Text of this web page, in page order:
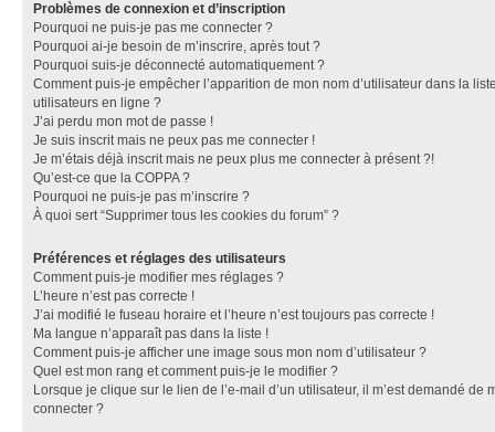
Problèmes de connexion et d’inscription
Pourquoi ne puis-je pas me connecter ?
Pourquoi ai-je besoin de m’inscrire, après tout ?
Pourquoi suis-je déconnecté automatiquement ?
Comment puis-je empêcher l’apparition de mon nom d’utilisateur dans la
utilisateurs en ligne ?
J’ai perdu mon mot de passe !
Je suis inscrit mais ne peux pas me connecter !
Je m’étais déjà inscrit mais ne peux plus me connecter à présent ?!
Qu’est-ce que la COPPA ?
Pourquoi ne puis-je pas m’inscrire ?
À quoi sert “Supprimer tous les cookies du forum” ?
Préférences et réglages des utilisateurs
Comment puis-je modifier mes réglages ?
L’heure n’est pas correcte !
J’ai modifié le fuseau horaire et l’heure n’est toujours pas correcte !
Ma langue n’apparaît pas dans la liste !
Comment puis-je afficher une image sous mon nom d’utilisateur ?
Quel est mon rang et comment puis-je le modifier ?
Lorsque je clique sur le lien de l’e-mail d’un utilisateur, il m’est demandé de
connecter ?